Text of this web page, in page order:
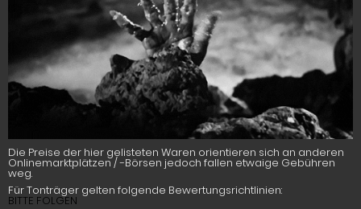
Die Preise der hier gelisteten Waren orientieren sich an anderen
Onlinemarktplätzen / -Börsen jedoch fallen etwaige Gebühren
weg.
Für Tonträger gelten folgende Bewertungsrichtlinien:
BITTE FOLGEN